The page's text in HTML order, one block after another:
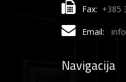
Fax: +385
Email:
Navigacija